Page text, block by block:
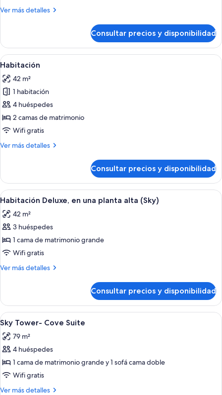
matrimonio
para
personas
con
discapacidad
(Sky)
Ver más detalles
Más
Deluxe,
cama
matrimonio
grande,
accesible
para
personas
con
discapacidad
(Sky)
Consultar precios y disponibilidad
Abrir
todas
las
fotos
de
Habitación
Habitación de hotel con dos camas,
4
Habitación
42 m²
1 habitación
4 huéspedes
2 camas de matrimonio
Wifi gratis
Ver más detalles
Más
Consultar precios y disponibilidad
Abrir
todas
las
fotos
de
Habitación
Deluxe,
planta
alta
(Sky)
Habitación de hotel con una cama
3
Habitación Deluxe, en una planta alta (Sky)
42 m²
3 huéspedes
1 cama de matrimonio grande
Wifi gratis
Ver más detalles
Más
Deluxe,
en
una
planta
alta
(Sky)
Consultar precios y disponibilidad
Abrir
todas
las
fotos
de
Sky
Tower-
Habitación de hotel con una cama
3
Sky Tower- Cove Suite
79 m²
4 huéspedes
1 cama de matrimonio grande y 1 sofá cama doble
Wifi gratis
Ver más detalles
Más